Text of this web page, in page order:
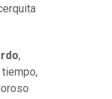
,